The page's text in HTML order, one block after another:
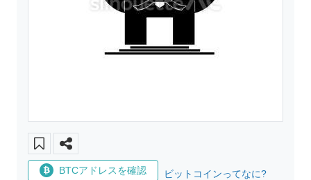
BTCアドレスを確認 ビットコインってなに?